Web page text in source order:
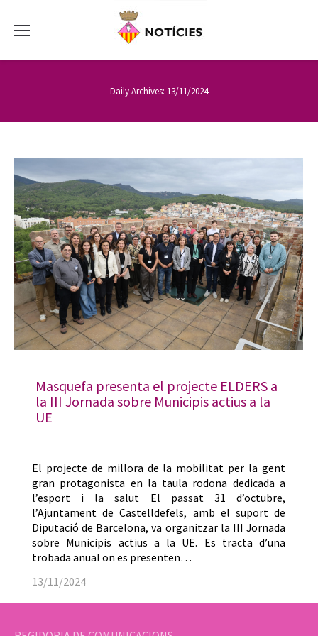
Daily Archives: 13/11/2024
Masquefa presenta el projecte ELDERS a
la III Jornada sobre Municipis actius a la
UE
El projecte de millora de la mobilitat per la gent
gran protagonista en la taula rodona dedicada a
l’esport i la salut El passat 31 d’octubre,
l’Ajuntament de Castelldefels, amb el suport de
Diputació de Barcelona, va organitzar la III Jornada
sobre Municipis actius a la UE. Es tracta d’una
trobada anual on es presenten…
13/11/2024